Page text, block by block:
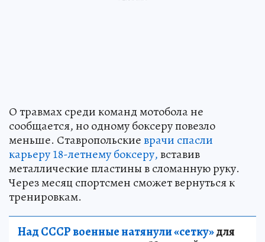
О травмах среди команд мотобола не
сообщается, но одному боксеру повезло
меньше. Ставропольскиеврачи спасли
карьеру 18-летнему боксеру,вставив
металлические пластины в сломанную руку.
Через месяц спортсмен сможет вернуться к
тренировкам.
Над СССР военные натянули «сетку»для